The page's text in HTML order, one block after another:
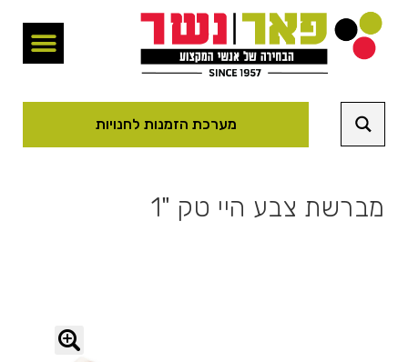
מערכת הזמנות לחנויות
מברשת צבע היי טק "1